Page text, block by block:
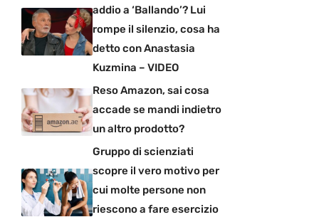
addio a ‘Ballando’? Lui
rompe il silenzio, cosa ha
detto con Anastasia
Kuzmina – VIDEO
Reso Amazon, sai cosa
accade se mandi indietro
un altro prodotto?
Gruppo di scienziati
scopre il vero motivo per
cui molte persone non
riescono a fare esercizio